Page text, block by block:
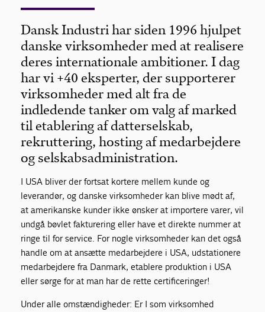
Dansk Industri har siden 1996 hjulpet
danske virksomheder med at realisere
deres internationale ambitioner. I dag
har vi +40 eksperter, der supporterer
virksomheder med alt fra de
indledende tanker om valg af marked
til etablering af datterselskab,
rekruttering, hosting af medarbejdere
og selskabsadministration.
I USA bliver der fortsat kortere mellem kunde og
leverandør, og danske virksomheder kan blive mødt af,
at amerikanske kunder ikke ønsker at importere varer, vil
undgå bøvlet fakturering eller have et direkte nummer at
ringe til for service. For nogle virksomheder kan det også
handle om at ansætte medarbejdere i USA, udstationere
medarbejdere fra Danmark, etablere produktion i USA
eller sørge for at man har de rette certificeringer!
Under alle omstændigheder: Er I som virksomhed